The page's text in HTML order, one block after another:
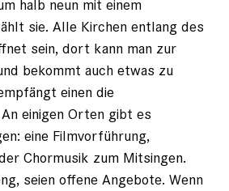
halb neun mit einem
sie. Alle Kirchen entlang des
sein, dort kann man zur
bekommt auch etwas zu
einen die
einigen Orten gibt es
eine Filmvorführung,
Chormusik zum Mitsingen.
seien offene Angebote. Wenn